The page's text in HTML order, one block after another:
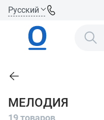
Русский
МЕЛОДИЯ
19 товаров